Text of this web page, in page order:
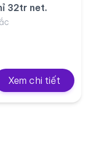
32tr net.
Xem chi tiết